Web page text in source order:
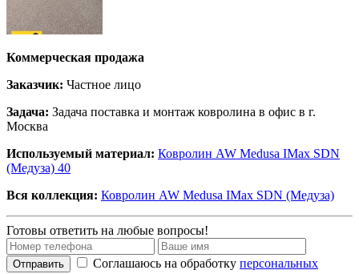
Коммерческая продажа
Заказчик: Частное лицо
Задача: Задача поставка и монтаж ковролина в офис в г.
Москва
Используемый материал: Ковролин AW Medusa IMax SDN
(Медуза) 40
Вся коллекция: Ковролин AW Medusa IMax SDN (Медуза)
Готовы ответить на любые вопросы!
Отправить Соглашаюсь на обработку персональных